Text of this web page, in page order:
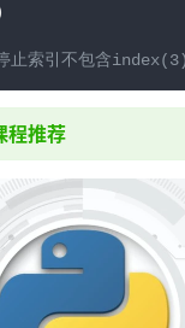
引不包含index(3)
程推荐